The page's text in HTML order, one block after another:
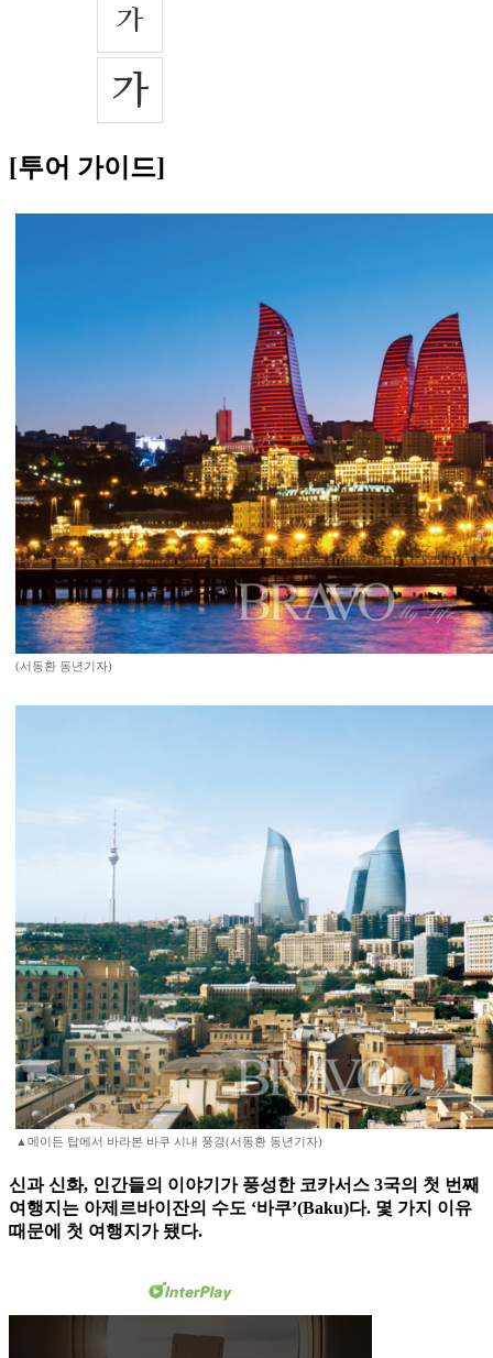
[투어 가이드]
(서동환 동년기자)
▲메이든 탑에서 바라본 바쿠 시내 풍경(서동환 동년기자)
신과 신화, 인간들의 이야기가 풍성한 코카서스 3국의 첫 번째
여행지는 아제르바이잔의 수도 ‘바쿠’(Baku)다. 몇 가지 이유
때문에 첫 여행지가 됐다.